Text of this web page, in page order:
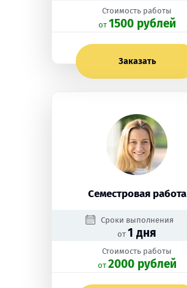
Стоимость работы
oт 1500 рублей
Заказать
Семестровая работа
Сроки выполнения
от 1 дня
Стоимость работы
oт 2000 рублей